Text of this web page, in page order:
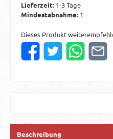
Lieferzeit: 1-3 Tage
Mindestabnahme: 1
Dieses Produkt
Beschreibung